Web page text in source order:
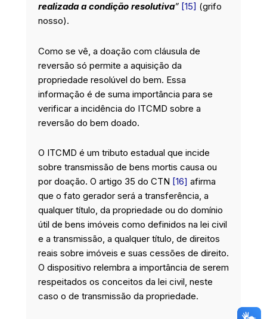
realizada a condição resolutiva” [15] (grifo
nosso).
Como se vê, a doação com cláusula de
reversão só permite a aquisição da
propriedade resolúvel do bem. Essa
informação é de suma importância para se
verificar a incidência do ITCMD sobre a
reversão do bem doado.
O ITCMD é um tributo estadual que incide
sobre transmissão de bens mortis causa ou
por doação. O artigo 35 do CTN [16] afirma
que o fato gerador será a transferência, a
qualquer título, da propriedade ou do domínio
útil de bens imóveis como definidos na lei civil
e a transmissão, a qualquer título, de direitos
reais sobre imóveis e suas cessões de direito.
O dispositivo relembra a importância de serem
respeitados os conceitos da lei civil, neste
caso o de transmissão da propriedade.